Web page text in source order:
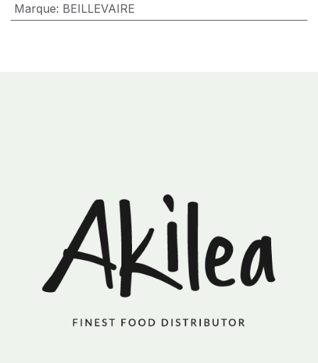
Marque: BEILLEVAIRE